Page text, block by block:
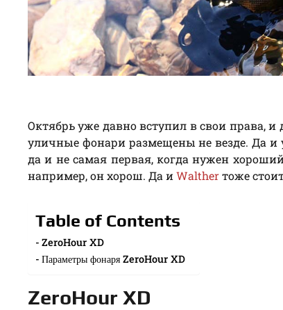
Октябрь уже давно вступил в свои права,
уличные фонари размещены не везде. Да и
да и не самая первая, когда нужен
например, он хорош. Да и Waltherтоже
Table of Contents
ZeroHour XD
Параметры фонаря ZeroHour XD
ZeroHour XD